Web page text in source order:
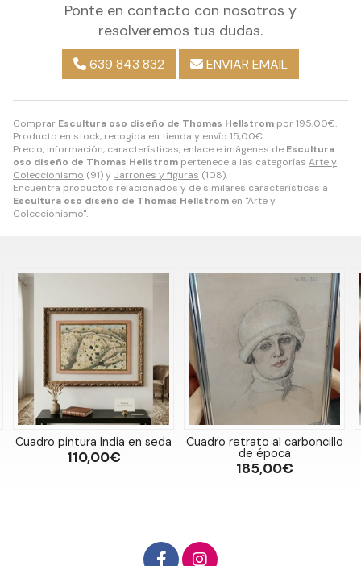
Comprar Escultura oso diseño de Thomas Hellstrom por195,00€.
Producto en stock, recogida en tienda y envío 15,00€.
Precio, información, características, enlace e imágenes de Escultura
oso diseño de Thomas Hellstrom pertenece a las categorías Arte y
Coleccionismo (91) y Jarrones y figuras (108).
Encuentra productos relacionados y de similares características a
Escultura oso diseño de Thomas Hellstrom en "Arte y
Coleccionismo".
Ponte en contacto con nosotros y
resolveremos tus dudas.
639 843 832 ENVIAR EMAIL
India en seda Cuadro retrato al carboncillo Funda